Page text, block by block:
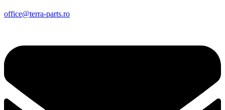
office@terra-parts.ro